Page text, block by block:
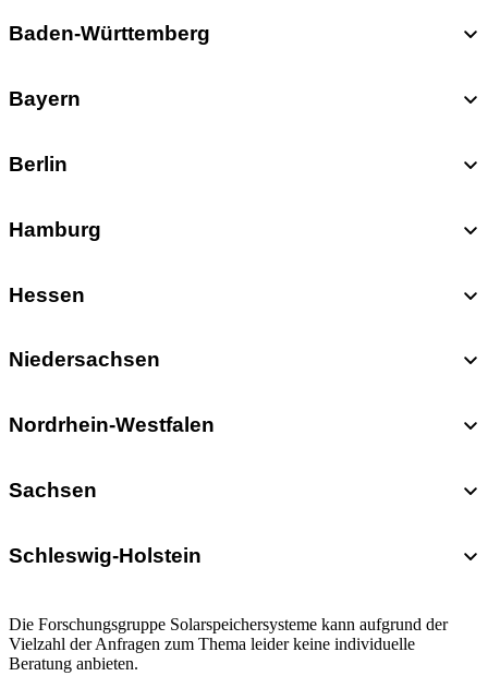
Baden-Württemberg
Bayern
Berlin
Hamburg
Hessen
Niedersachsen
Nordrhein-Westfalen
Sachsen
Schleswig-Holstein
Die Forschungsgruppe Solarspeichersysteme kann aufgrund der
Vielzahl der Anfragen zum Thema leider keine individuelle
Beratung anbieten.